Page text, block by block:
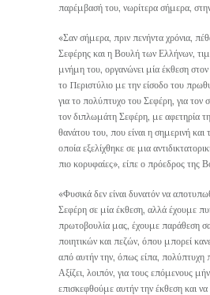
παρέμβασή του, νωρίτερα σήμερα,
«Σαν σήμερα, πριν πενήντα χρόνια,
Σεφέρης και η Βουλή των Ελλήνων,
μνήμη του, οργανώνει μία έκθεση
το Περιστύλιο με την είσοδο του
για το πολύπτυχο του Σεφέρη, για τον
τον διπλωμάτη Σεφέρη, με αφετηρία
θανάτου του, που είναι η σημερινή και
οποία εξελίχθηκε σε μια
πιο κορυφαίες», είπε ο πρόεδρος της
«Φυσικά δεν είναι δυνατόν να
Σεφέρη σε μία έκθεση, αλλά έχουμε
πρωτοβουλία μας, έχουμε παράθεση
ποιητικών και πεζών, όπου μπορεί
από αυτήν την, όπως είπα, πολύπτυχη
Αξίζει, λοιπόν, για τους επόμενους
επισκεφθούμε αυτήν την έκθεση και